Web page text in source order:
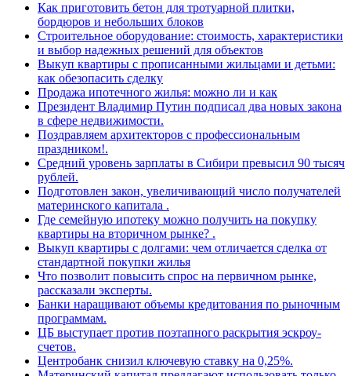
Как приготовить бетон для тротуарной плитки,
бордюров и небольших блоков
Строительное оборудование: стоимость, характеристики
и выбор надежных решений для объектов
Выкуп квартиры с прописанными жильцами и детьми:
как обезопасить сделку
Продажа ипотечного жилья: можно ли и как
Президент Владимир Путин подписал два новых закона
в сфере недвижимости.
Поздравляем архитекторов с профессиональным
праздником!.
Средний уровень зарплаты в Сибири превысил 90 тысяч
рублей.
Подготовлен закон, увеличивающий число получателей
материнского капитала .
Где семейную ипотеку можно получить на покупку
квартиры на вторичном рынке? .
Выкуп квартиры с долгами: чем отличается сделка от
стандартной покупки жилья
Что позволит повысить спрос на первичном рынке,
рассказали эксперты.
Банки наращивают объемы кредитования по рыночным
программам.
ЦБ выступает против поэтапного раскрытия эскроу-
счетов.
Центробанк снизил ключевую ставку на 0,25%.